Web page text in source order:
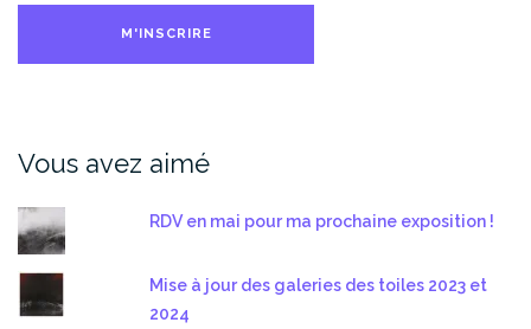
Vous avez aimé
RDV en mai pour ma prochaine exposition !
Mise à jour des galeries des toiles 2023 et
2024